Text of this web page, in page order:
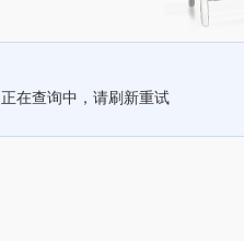
正在查询中，请刷新重试